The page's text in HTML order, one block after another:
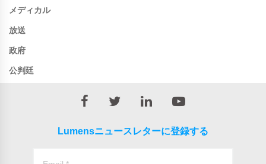
メディカル
放送
政府
公判廷
Lumensニュースレターに登録する